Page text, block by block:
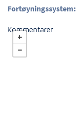
Fortøyningssystem:
Kommentarer